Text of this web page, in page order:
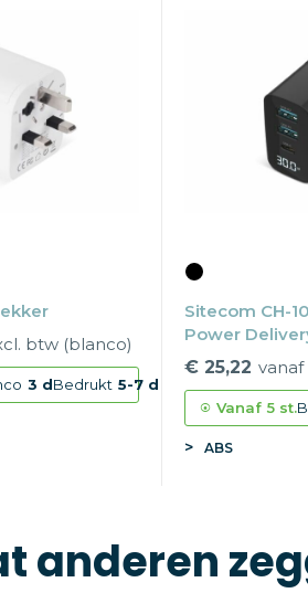
btw (blanco)
3 dBedrukt 5-7 d
Sitecom CH-
Power
with LED
€ 25,22
Vanaf 5 st.
ABS
anderen